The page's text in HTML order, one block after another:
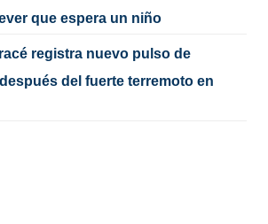
que espera un niño
registra nuevo pulso de
del fuerte terremoto en